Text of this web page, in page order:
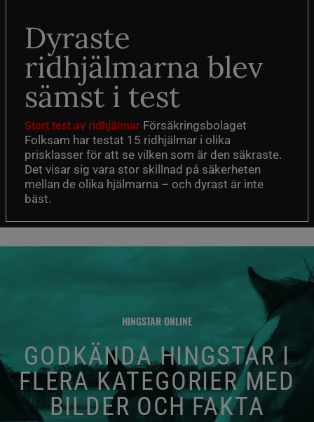
Dyraste
ridhjälmarna blev
sämst i test
Stort test av ridhjälmar Försäkringsbolaget
Folksam har testat 15 ridhjälmar i olika
prisklasser för att se vilken som är den säkraste.
Det visar sig vara stor skillnad på säkerheten
mellan de olika hjälmarna – och dyrast är inte
bäst.
HINGSTAR ONLINE
GODKÄNDA HINGSTAR I
FLERA KATEGORIER MED
BILDER OCH FAKTA